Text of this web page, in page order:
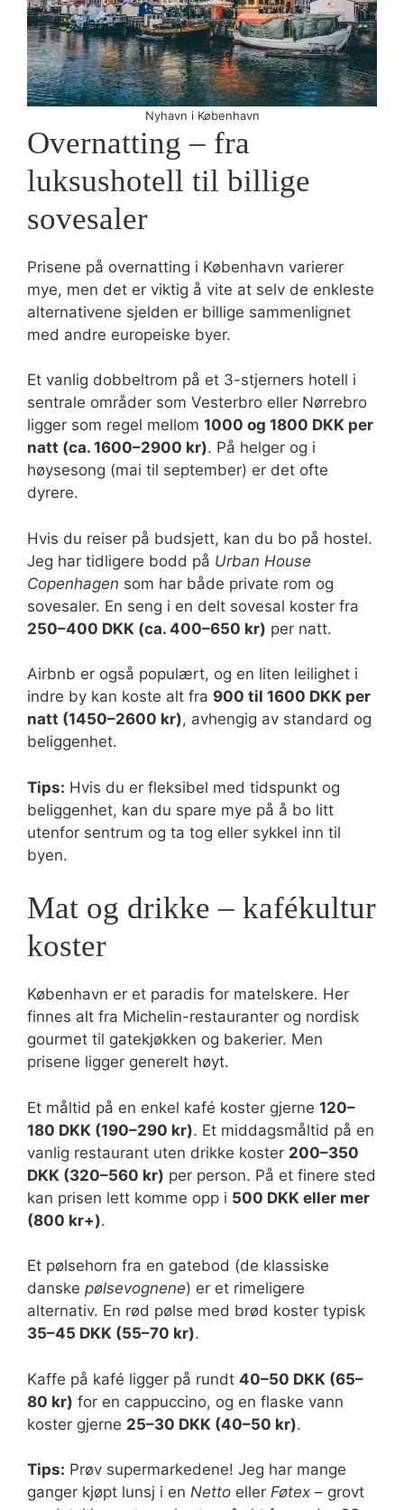
Nyhavn i København
Overnatting – fra
luksushotell til billige
sovesaler
Prisene på overnatting i København varierer
mye, men det er viktig å vite at selv de enkleste
alternativene sjelden er billige sammenlignet
med andre europeiske byer.
Et vanlig dobbeltrom på et 3-stjerners hotell i
sentrale områder som Vesterbro eller Nørrebro
ligger som regel mellom 1000 og 1800 DKK per
natt (ca. 1600–2900 kr). På helger og i
høysesong (mai til september) er det ofte
dyrere.
Hvis du reiser på budsjett, kan du bo på hostel.
Jeg har tidligere bodd på Urban House
Copenhagen som har både private rom og
sovesaler. En seng i en delt sovesal koster fra
250–400 DKK (ca. 400–650 kr) per natt.
Airbnb er også populært, og en liten leilighet i
indre by kan koste alt fra 900 til 1600 DKK per
natt (1450–2600 kr), avhengig av standard og
beliggenhet.
Tips: Hvis du er fleksibel med tidspunkt og
beliggenhet, kan du spare mye på å bo litt
utenfor sentrum og ta tog eller sykkel inn til
byen.
Mat og drikke – kafékultur
koster
København er et paradis for matelskere. Her
finnes alt fra Michelin-restauranter og nordisk
gourmet til gatekjøkken og bakerier. Men
prisene ligger generelt høyt.
Et måltid på en enkel kafé koster gjerne 120–
180 DKK (190–290 kr). Et middagsmåltid på en
vanlig restaurant uten drikke koster 200–350
DKK (320–560 kr) per person. På et finere sted
kan prisen lett komme opp i 500 DKK eller mer
(800 kr+).
Et pølsehorn fra en gatebod (de klassiske
danske pølsevognene) er et rimeligere
alternativ. En rød pølse med brød koster typisk
35–45 DKK (55–70 kr).
Kaffe på kafé ligger på rundt 40–50 DKK (65–
80 kr) for en cappuccino, og en flaske vann
koster gjerne 25–30 DKK (40–50 kr).
Tips: Prøv supermarkedene! Jeg har mange
ganger kjøpt lunsj i en Netto eller Føtex – grovt